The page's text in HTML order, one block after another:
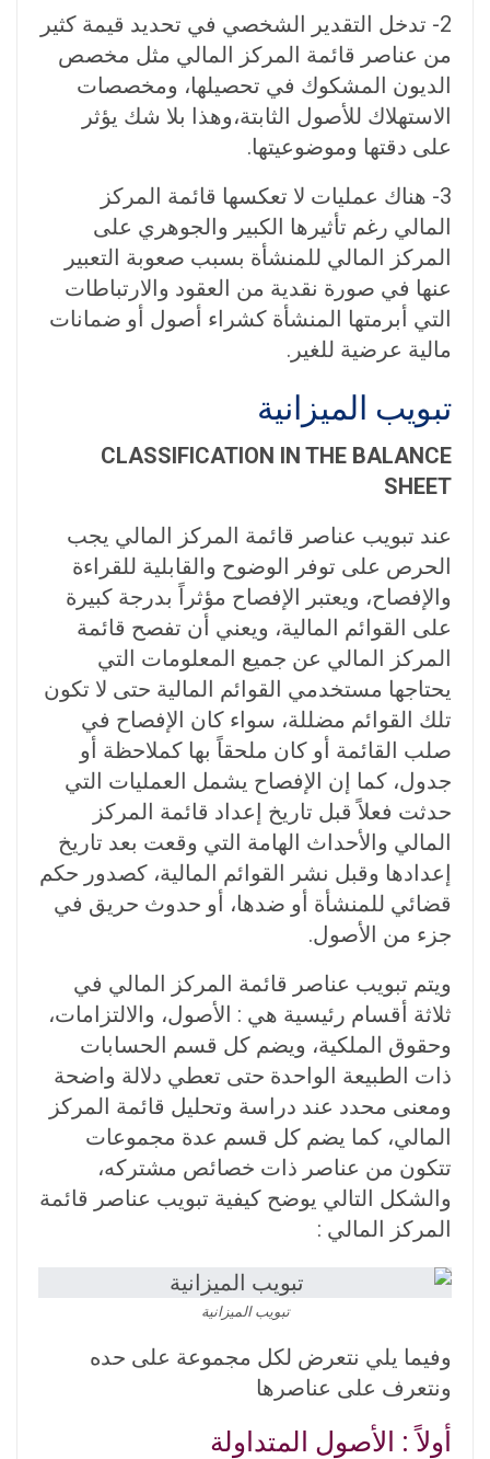
2- تدخل التقدير الشخصي في تحديد قيمة كثير
من عناصر قائمة المركز المالي مثل مخصص
الديون المشكوك في تحصيلها، ومخصصات
الاستهلاك للأصول الثابتة،وهذا بلا شك يؤثر
على دقتها وموضوعيتها.
3- هناك عمليات لا تعكسها قائمة المركز
المالي رغم تأثيرها الكبير والجوهري على
المركز المالي للمنشأة بسبب صعوبة التعبير
عنها في صورة نقدية من العقود والارتباطات
التي أبرمتها المنشأة كشراء أصول أو ضمانات
مالية عرضية للغير.
تبويب الميزانية
CLASSIFICATION IN THE BALANCE
SHEET
عند تبويب عناصر قائمة المركز المالي يجب
الحرص على توفر الوضوح والقابلية للقراءة
والإفصاح، ويعتبر الإفصاح مؤثراً بدرجة كبيرة
على القوائم المالية، ويعني أن تفصح قائمة
المركز المالي عن جميع المعلومات التي
يحتاجها مستخدمي القوائم المالية حتى لا تكون
تلك القوائم مضللة، سواء كان الإفصاح في
صلب القائمة أو كان ملحقاً بها كملاحظة أو
جدول، كما إن الإفصاح يشمل العمليات التي
حدثت فعلاً قبل تاريخ إعداد قائمة المركز
المالي والأحداث الهامة التي وقعت بعد تاريخ
إعدادها وقبل نشر القوائم المالية، كصدور حكم
قضائي للمنشأة أو ضدها، أو حدوث حريق في
جزء من الأصول.
ويتم تبويب عناصر قائمة المركز المالي في
ثلاثة أقسام رئيسية هي : الأصول، والالتزامات،
وحقوق الملكية، ويضم كل قسم الحسابات
ذات الطبيعة الواحدة حتى تعطي دلالة واضحة
ومعنى محدد عند دراسة وتحليل قائمة المركز
المالي، كما يضم كل قسم عدة مجموعات
تتكون من عناصر ذات خصائص مشتركه،
والشكل التالي يوضح كيفية تبويب عناصر قائمة
المركز المالي :
تبويب الميزانية
وفيما يلي نتعرض لكل مجموعة على حده
ونتعرف على عناصرها
أولاً : الأصول المتداولة